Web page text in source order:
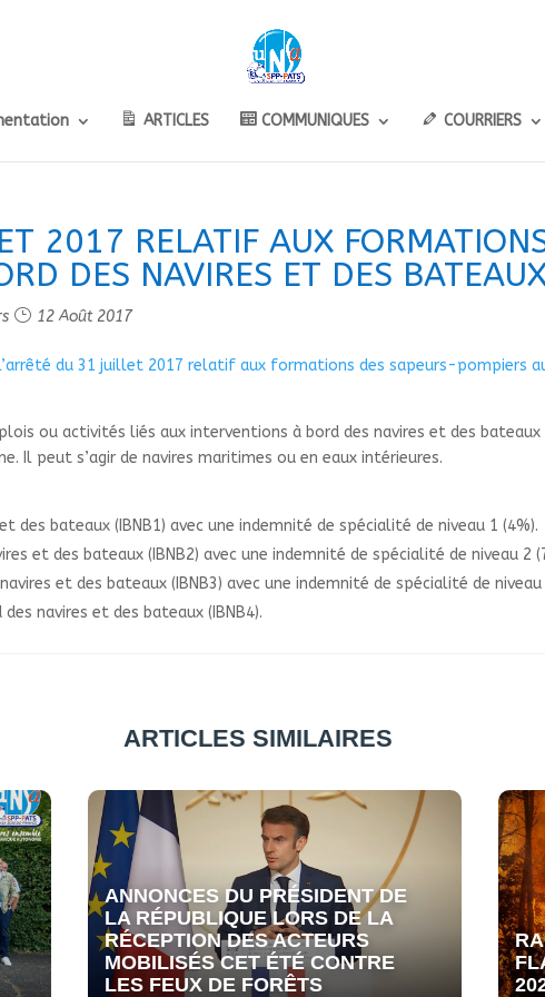
ARTICLES COMMUNIQUES COURRIERS
2017 RELATIF AUX
DES NAVIRES ET DES
12 Août 2017
du 31 juillet 2017 relatif aux formations des sapeurs-pompiers
ou activités liés aux interventions à bord des navires et des
Il peut s’agir de navires maritimes ou en eaux intérieures.
des bateaux (IBNB1) avec une indemnité de spécialité de niveau 1 (4%).
et des bateaux (IBNB2) avec une indemnité de spécialité de niveau 2
et des bateaux (IBNB3) avec une indemnité de spécialité de niveau
navires et des bateaux (IBNB4).
ARTICLES SIMILAIRES
ANNONCES DU PRÉSIDENT DE
LA RÉPUBLIQUE LORS DE LA
RÉCEPTION DES ACTEURS
MOBILISÉS CET ÉTÉ CONTRE
LES FEUX DE FORÊTS